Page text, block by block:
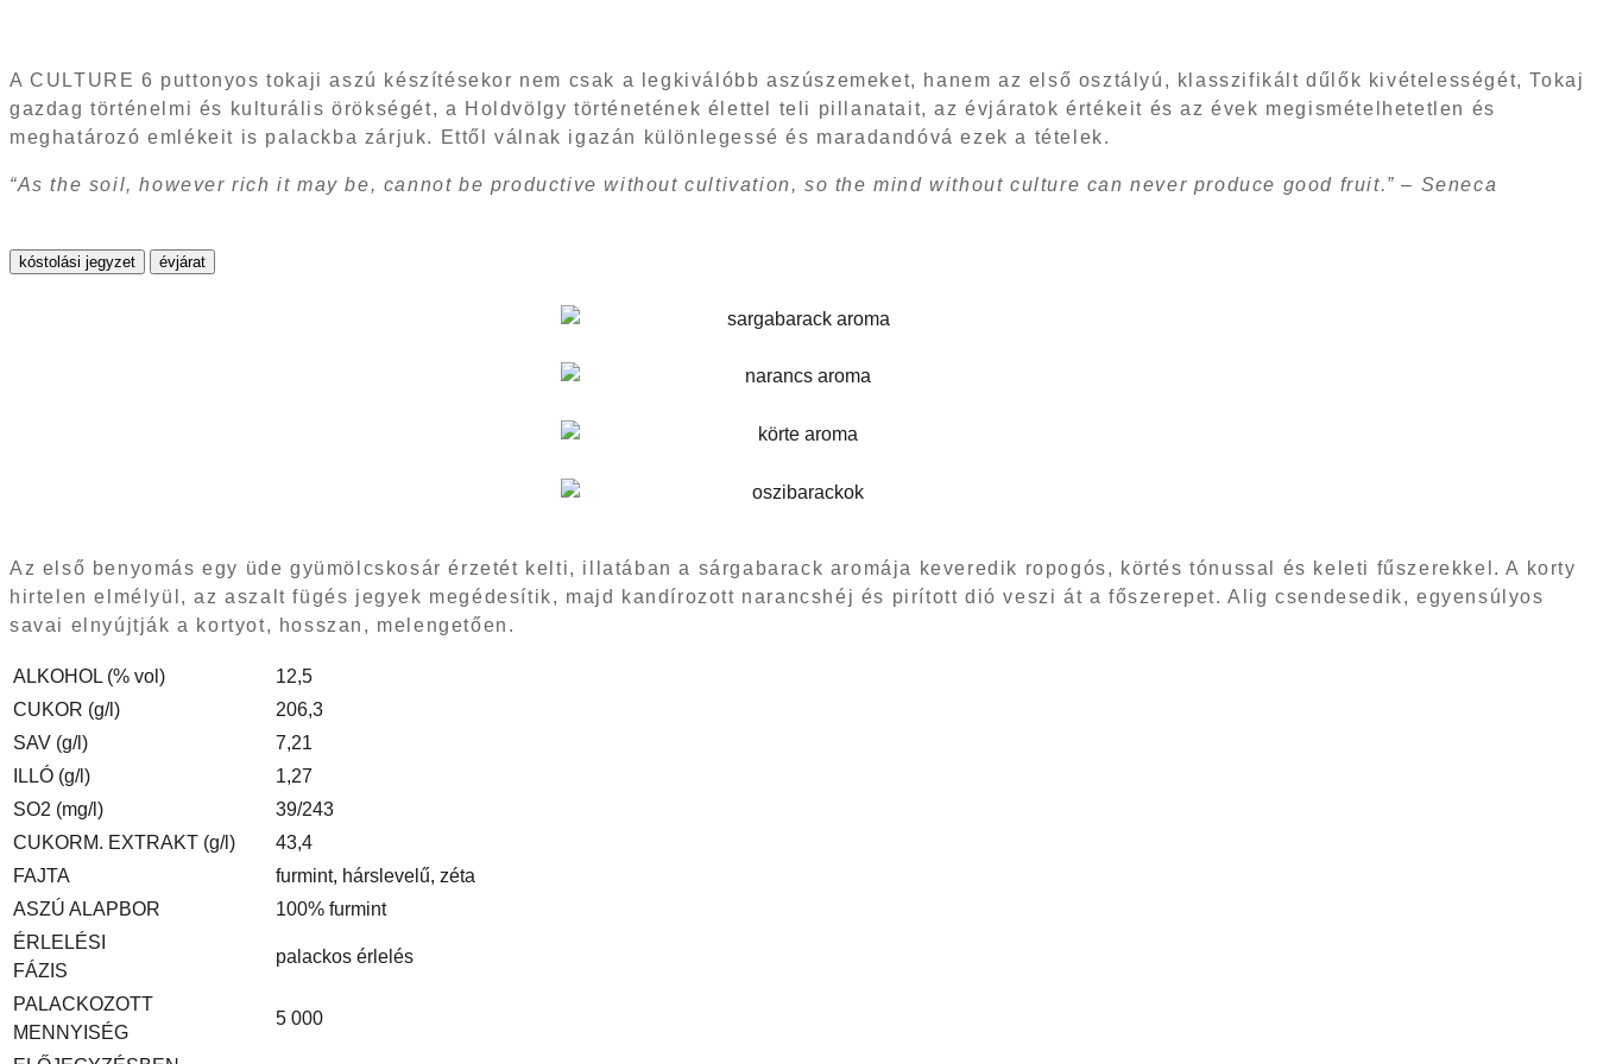
A CULTURE 6 puttonyos tokaji aszú készítésekor nem csak a legkiválóbb aszúszemeket, hanem az első osztályú, klasszifikált dűlők kivételességét, Tokaj
gazdag történelmi és kulturális örökségét, a Holdvölgy történetének élettel teli pillanatait, az évjáratok értékeit és az évek megismételhetetlen és
meghatározó emlékeit is palackba zárjuk. Ettől válnak igazán különlegessé és maradandóvá ezek a tételek.
“As the soil, however rich it may be, cannot be productive without cultivation, so the mind without culture can never produce good fruit.” – Seneca
kóstolási jegyzet évjárat
Az első benyomás egy üde gyümölcskosár érzetét kelti, illatában a sárgabarack aromája keveredik ropogós, körtés tónussal és keleti fűszerekkel. A korty
hirtelen elmélyül, az aszalt fügés jegyek megédesítik, majd kandírozott narancshéj és pirított dió veszi át a főszerepet. Alig csendesedik, egyensúlyos
savai elnyújtják a kortyot, hosszan, melengetően.
ALKOHOL (% vol)
12,5
CUKOR (g/l)
206,3
SAV (g/l)
7,21
ILLÓ (g/l)
1,27
SO2 (mg/l)
39/243
CUKORM. EXTRAKT (g/l)
43,4
FAJTA
furmint, hárslevelű, zéta
ASZÚ ALAPBOR
100% furmint
ÉRLELÉSI
FÁZIS
palackos érlelés
PALACKOZOTT
MENNYISÉG
5 000